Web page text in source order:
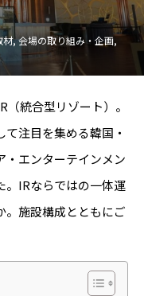
材,会場の取り組み・企画,
統合型リゾート）。
注目を集める韓国・
・エンターテインメン
。IRならではの一体運
。施設構成とともにご